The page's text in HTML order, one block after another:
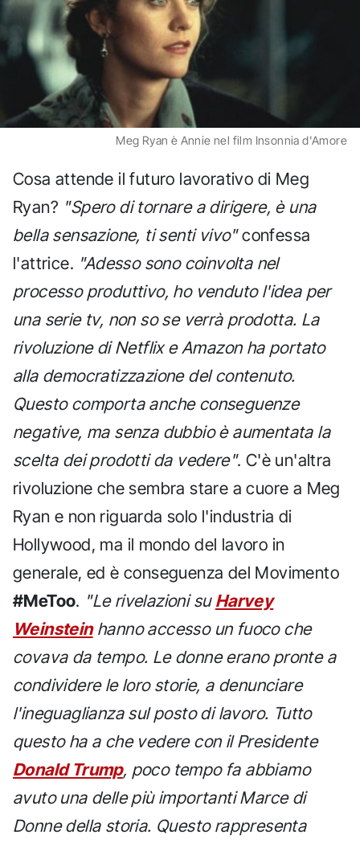
Meg Ryan è Annie nel film Insonnia d'Amore
Cosa attende il futuro lavorativo di Meg
Ryan? "Spero di tornare a dirigere, è una
bella sensazione, ti senti vivo"confessa
l'attrice. "Adesso sono coinvolta nel
processo produttivo, ho venduto l'idea per
una serie tv, non so se verrà prodotta. La
rivoluzione di Netflix e Amazon ha portato
alla democratizzazione del contenuto.
Questo comporta anche conseguenze
negative, ma senza dubbio è aumentata la
scelta dei prodotti da vedere". C'è un'altra
rivoluzione che sembra stare a cuore a Meg
Ryan e non riguarda solo l'industria di
Hollywood, ma il mondo del lavoro in
generale, ed è conseguenza del Movimento
#MeToo. "Le rivelazioni su Harvey
Weinsteinhanno accesso un fuoco che
covava da tempo. Le donne erano pronte a
condividere le loro storie, a denunciare
l'ineguaglianza sul posto di lavoro. Tutto
questo ha a che vedere con il Presidente
Donald Trump, poco tempo fa abbiamo
avuto una delle più importanti Marce di
Donne della storia. Questo rappresenta